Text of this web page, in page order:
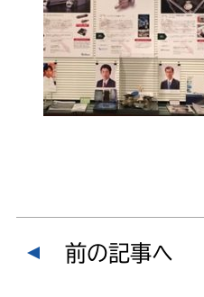
前の記事へ